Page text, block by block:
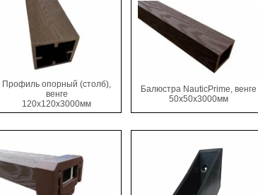
Профиль опорный (столб),
венге
120х120x3000мм
Балюстра NauticPrime, венге
50х50x3000мм